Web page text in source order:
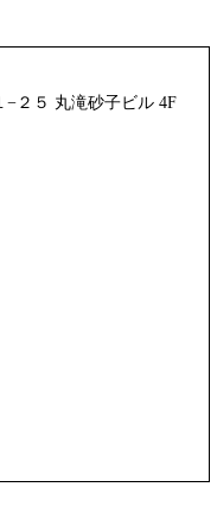
２５ 丸滝砂子ビル 4F